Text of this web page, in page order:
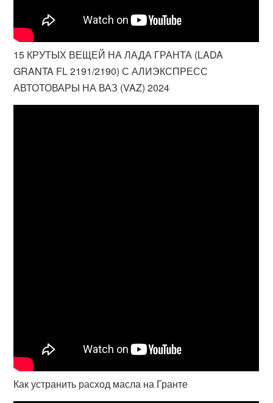
15 КРУТЫХ ВЕЩЕЙ НА ЛАДА ГРАНТА (LADA
GRANTA FL 2191/2190) С АЛИЭКСПРЕСС
АВТОТОВАРЫ НА ВАЗ (VAZ) 2024
Как устранить расход масла на Гранте